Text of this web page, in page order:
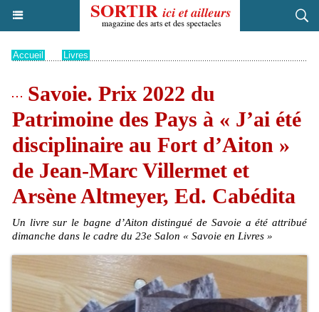
Accueil Livres
Savoie. Prix 2022 du
Patrimoine des Pays à « J’ai été
disciplinaire au Fort d’Aiton »
de Jean-Marc Villermet et
Arsène Altmeyer, Ed. Cabédita
Un livre sur le bagne d’Aiton distingué de Savoie a été attribué
dimanche dans le cadre du 23e Salon « Savoie en Livres »